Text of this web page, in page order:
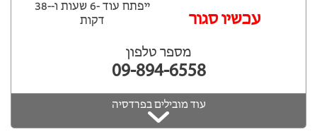
‫עכשיו סגור
ייפתח עוד -6 שעות ‫ו--38
דקות
מספר טלפון
09-894-6558
עוד מובילים בפרדסיה